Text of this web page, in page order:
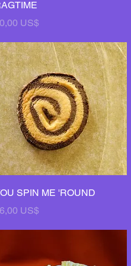
US$
Vista rápida
SPIN ME 'ROUND
US$